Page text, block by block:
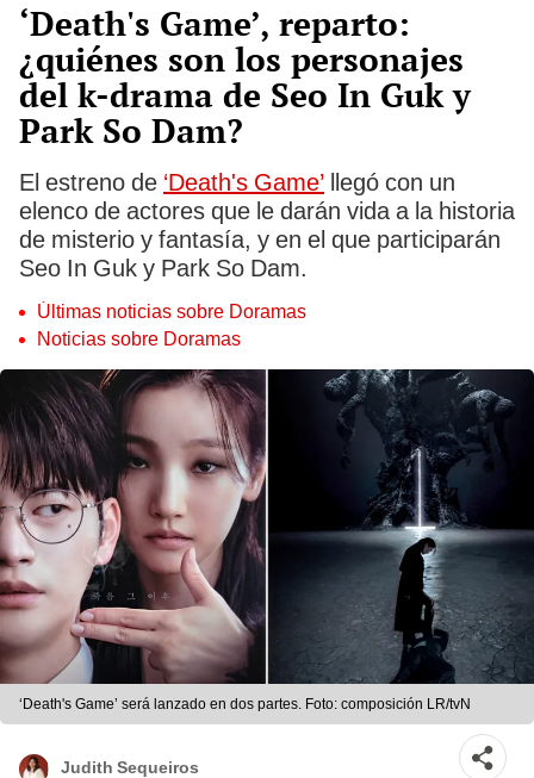
‘Death's Game’, reparto:
¿quiénes son los personajes
del k-drama de Seo In Guk y
Park So Dam?
El estreno de ‘Death's Game’ llegó con un
elenco de actores que le darán vida a la historia
de misterio y fantasía, y en el que participarán
Seo In Guk y Park So Dam.
Últimas noticias sobre Doramas
Noticias sobre Doramas
‘Death's Game’ será lanzado en dos partes. Foto: composición LR/tvN
Judith Sequeiros